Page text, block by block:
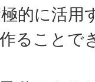
的に活用
ることで